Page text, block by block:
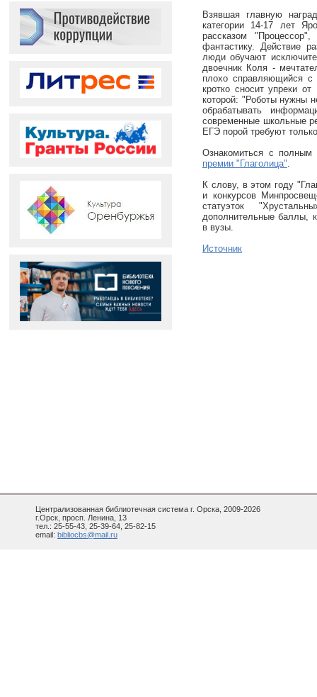
Взявшая главную
категории 14-17 лет
рассказом
фантастику. Действие
люди обучают
двоечник Коля -
плохо справляющийся с
кротко сносит упреки
которой: "Роботы нужны
обрабатывать
современные школьные
ЕГЭ порой требуют
Ознакомиться с
премии "Глаголица".
К слову, в этом году
и конкурсов
статуэток
дополнительные баллы,
в вузы.
Источник
Централизованная библиотечная система г. Орска, 2009-2026
г.Орск, просп. Ленина, 13
тел.: 25-55-43, 25-39-64, 25-82-15
email: bibliocbs@mail.ru